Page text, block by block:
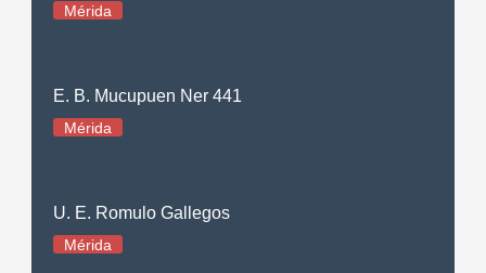
Mérida
E. B. Mucupuen Ner 441
Mérida
U. E. Romulo Gallegos
Mérida